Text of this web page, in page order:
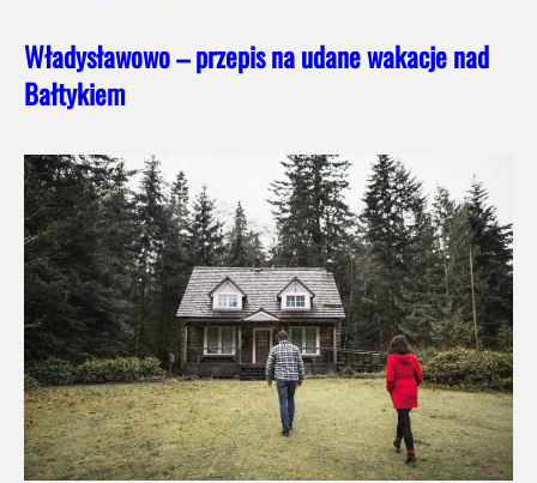
Władysławowo – przepis na udane wakacje nad
Bałtykiem